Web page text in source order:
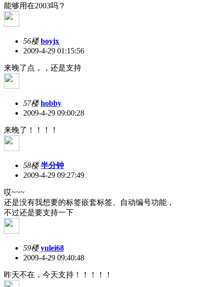
能够用在2003吗？
56楼 boyjx
2009-4-29 01:15:56
来晚了点，，还是支持
57楼 hobby
2009-4-29 09:00:28
来晚了！！！！
58楼 半分钟
2009-4-29 09:27:49
哎~~~
还是没有我想要的标签嵌套标签、自动编号功能，
不过还是要支持一下
59楼 yulei68
2009-4-29 09:40:48
昨天不在，今天支持！！！！！